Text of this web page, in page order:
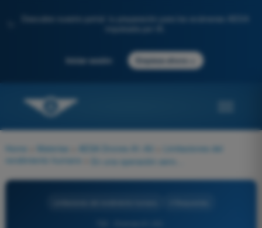
Descubre nuestro portal: tu preparación para los exámenes AESA
Iniciar sesión Empieza ahora
Home Materias AESA Drones A1-A3
Limitaciones del
rendimiento humano